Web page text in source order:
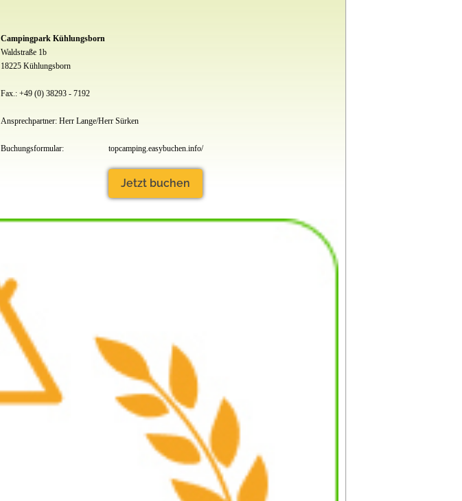
Campingpark Kühlungsborn
Waldstraße 1b
18225 Kühlungsborn
Fax.: +49 (0) 38293 - 7192
Ansprechpartner: Herr Lange/Herr Sürken
Buchungsformular: topcamping.easybuchen.info/
Jetzt buchen